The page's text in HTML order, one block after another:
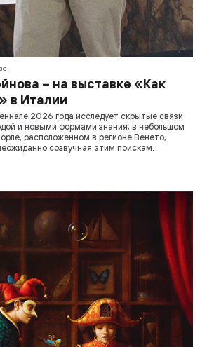
– на выставке «Как
в Италии
2026 года исследует скрытые связи
и новыми формами знания, в небольшом
расположенном в регионе Венето,
созвучная этим поискам.